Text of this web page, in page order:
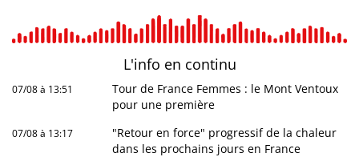
L'info en continu
07/08 à 13:51
Tour de France Femmes : le Mont Ventoux
pour une première
07/08 à 13:17
"Retour en force" progressif de la chaleur
dans les prochains jours en France